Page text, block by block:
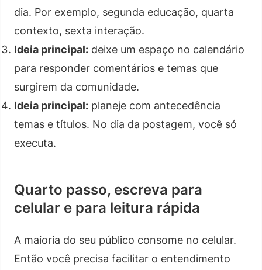
dia. Por exemplo, segunda educação, quarta
contexto, sexta interação.
Ideia principal: deixe um espaço no calendário
para responder comentários e temas que
surgirem da comunidade.
Ideia principal: planeje com antecedência
temas e títulos. No dia da postagem, você só
executa.
Quarto passo, escreva para
celular e para leitura rápida
A maioria do seu público consome no celular.
Então você precisa facilitar o entendimento